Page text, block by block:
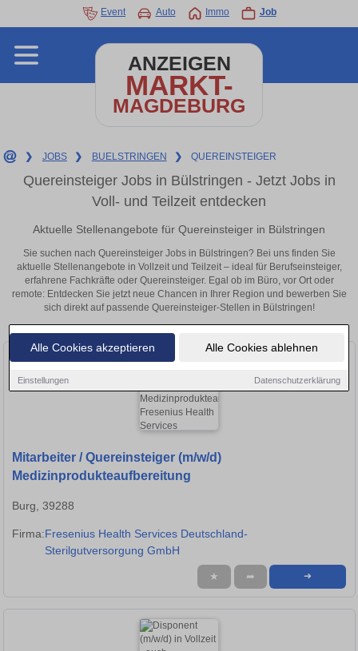
Alle Cookies akzeptieren Alle Cookies ablehnen
Einstellungen Datenschutzerklärung
Event Auto Immo Job
ANZEIGEN
MARKT-
MAGDEBURG
❯ JOBS ❯ BUELSTRINGEN ❯ QUEREINSTEIGER
Quereinsteiger Jobs in Bülstringen - Jetzt Jobs in
Voll- und Teilzeit entdecken
Aktuelle Stellenangebote für Quereinsteiger in Bülstringen
Sie suchen nach Quereinsteiger Jobs in Bülstringen? Bei uns finden Sie
aktuelle Stellenangebote in Vollzeit und Teilzeit – ideal für Berufseinsteiger,
erfahrene Fachkräfte oder Quereinsteiger. Egal ob im Büro, vor Ort oder
remote: Entdecken Sie jetzt neue Chancen in Ihrer Region und bewerben Sie
sich direkt auf passende Quereinsteiger-Stellen in Bülstringen!
Mitarbeiter / Quereinsteiger (m/w/d)
Medizinprodukteaufbereitung
Burg, 39288
Firma:Fresenius Health Services Deutschland-
Sterilgutversorgung GmbH
★ ➦ ➜